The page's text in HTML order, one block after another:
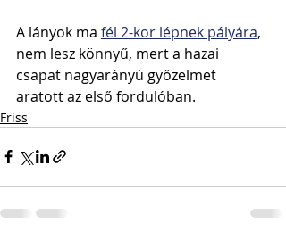
A lányok ma fél 2-kor lépnek pályára,
nem lesz könnyű, mert a hazai
csapat nagyarányú győzelmet
aratott az első fordulóban.
Friss